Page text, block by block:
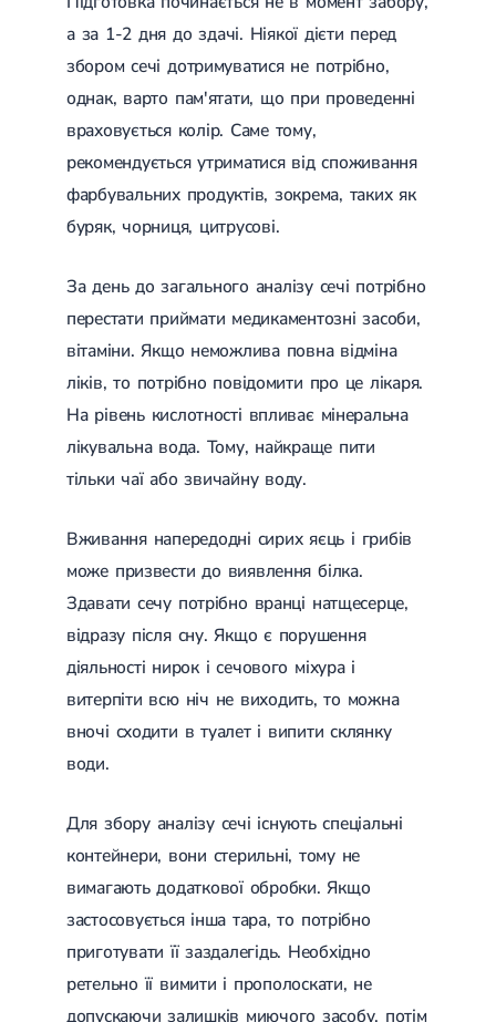
Лікування переломів ключиці
Лікування переломів плеча
Лікування переломів кісток тазу
Іммобілізація
Лікування переломів гомілки
Лікування переломів п'яти
Полиостеоартроз
Протез синовіальної рідини
Розрив зв'язок
Розрив зв'язок ліктьового суглобу
Розрив зв'язок колінного суглоба
Розрив зв'язок гомілковостопного суглобу
Травми сухожиль та м'язів
Цукровий діабет
Нецукровий діабет
Дифузний токсичний зоб (Базедова хвороба)
Вузловий зоб
Дифузний зоб
Тиреоїдит
Підгострий тиреоїдит
Аутоиммунный тиреоидит
Хронічний тиреоїдит
Гіпертиреоз
Гіпоталамічний синдром
Гірсутизм
Кіста щитовидної залози
Метаболічний синдром
Ожиріння
Ультразвукова терапія
Ударно-хвильова терапія
а за 1-2 дня до здачі. Ніякої дієти перед
збором сечі дотримуватися не потрібно,
однак, варто пам'ятати, що при проведенні
враховується колір. Саме тому,
рекомендується утриматися від споживання
фарбувальних продуктів, зокрема, таких як
буряк, чорниця, цитрусові.
За день до загального аналізу сечі потрібно
перестати приймати медикаментозні засоби,
вітаміни. Якщо неможлива повна відміна
ліків, то потрібно повідомити про це лікаря.
На рівень кислотності впливає мінеральна
лікувальна вода. Тому, найкраще пити
тільки чаї або звичайну воду.
Вживання напередодні сирих яєць і грибів
може призвести до виявлення білка.
Здавати сечу потрібно вранці натщесерце,
відразу після сну. Якщо є порушення
діяльності нирок і сечового міхура і
витерпіти всю ніч не виходить, то можна
вночі сходити в туалет і випити склянку
води.
Для збору аналізу сечі існують спеціальні
контейнери, вони стерильні, тому не
вимагають додаткової обробки. Якщо
застосовується інша тара, то потрібно
приготувати її заздалегідь. Необхідно
ретельно її вимити і прополоскати, не
допускаючи залишків миючого засобу, потім